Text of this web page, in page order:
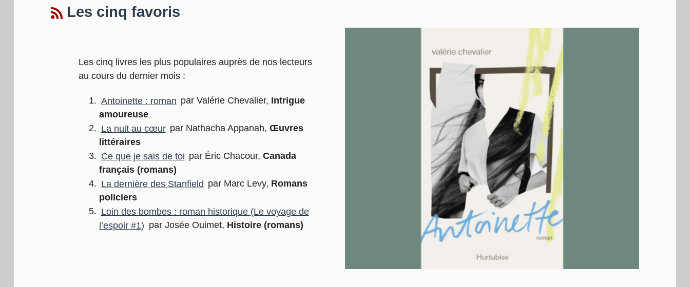
Les cinq favoris
Les cinq livres les plus populaires auprès de nos lecteurs
au cours du dernier mois :
Antoinette : roman par Valérie Chevalier, Intrigue
amoureuse
La nuit au cœur par Nathacha Appanah,Œuvres
littéraires
Ce que je sais de toi par Éric Chacour,Canada
français (romans)
La dernière des Stanfield par Marc Levy, Romans
policiers
Loin des bombes : roman historique (Le voyage de
l’espoir #1) par Josée Ouimet, Histoire (romans)